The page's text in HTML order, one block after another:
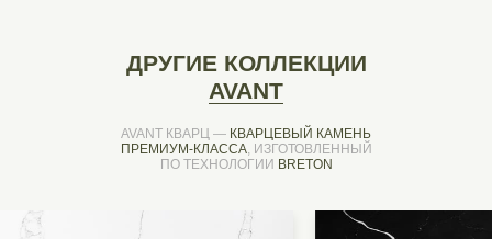
ДРУГИЕ КОЛЛЕКЦИИ
AVANT
AVANT КВАРЦ — КВАРЦЕВЫЙ КАМЕНЬ
ПРЕМИУМ-КЛАССА, ИЗГОТОВЛЕННЫЙ
ПО ТЕХНОЛОГИИ BRETON